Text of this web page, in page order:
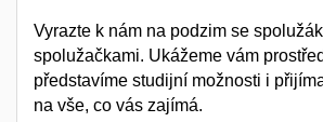
Vyrazte k nám na podzim se
spolužačkami. Ukážeme vám
představíme studijní možnosti i
na vše, co vás zajímá.